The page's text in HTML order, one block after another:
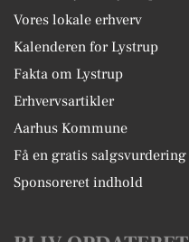
Vores lokale erhverv
Kalenderen for Lystrup
Fakta om Lystrup
Erhvervsartikler
Aarhus Kommune
Få en gratis salgsvurdering
Sponsoreret indhold